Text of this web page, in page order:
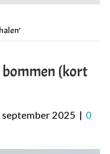
(kort
september 2025 | 0